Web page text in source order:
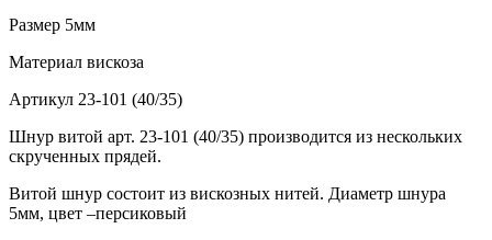
Размер 5мм
Материал вискоза
Артикул 23-101 (40/35)
Шнур витой арт. 23-101 (40/35) производится из нескольких
скрученных прядей.
Витой шнур состоит из вискозных нитей. Диаметр шнура
5мм, цвет –персиковый